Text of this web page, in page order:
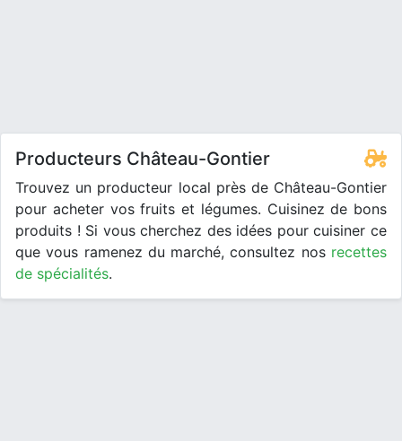
Producteurs Château-Gontier
Trouvez un producteur local près de Château-Gontier
pour acheter vos fruits et légumes. Cuisinez de bons
produits ! Si vous cherchez des idées pour cuisiner ce
que vous ramenez du marché, consultez nos recettes
de spécialités.